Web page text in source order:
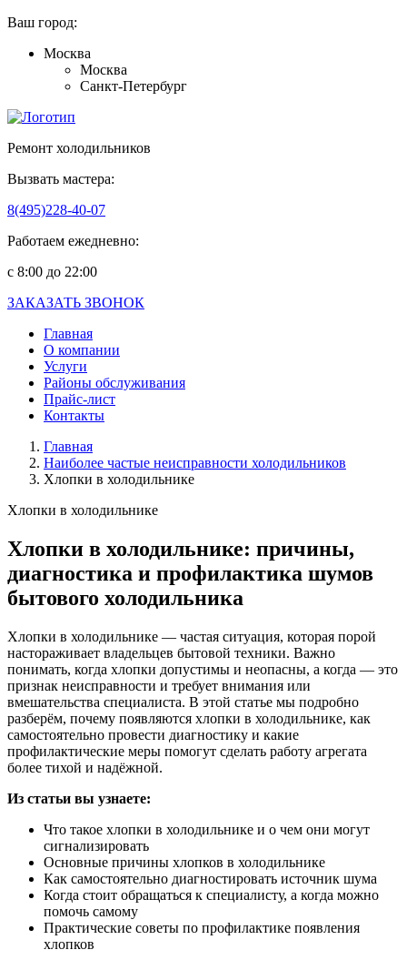
Ваш город:
Москва
Москва
Санкт-Петербург
Ремонт холодильников
Вызвать мастера:
8(495)228-40-07
Работаем ежедневно:
с 8:00 до 22:00
ЗАКАЗАТЬ ЗВОНОК
Главная
О компании
Услуги
Районы обслуживания
Прайс-лист
Контакты
Главная
Наиболее частые неисправности холодильников
Хлопки в холодильнике
Хлопки в холодильнике
Хлопки в холодильнике: причины,
диагностика и профилактика шумов
бытового холодильника
Хлопки в холодильнике — частая ситуация, которая порой
настораживает владельцев бытовой техники. Важно
понимать, когда хлопки допустимы и неопасны, а когда — это
признак неисправности и требует внимания или
вмешательства специалиста. В этой статье мы подробно
разберём, почему появляются хлопки в холодильнике, как
самостоятельно провести диагностику и какие
профилактические меры помогут сделать работу агрегата
более тихой и надёжной.
Из статьи вы узнаете:
Что такое хлопки в холодильнике и о чем они могут
сигнализировать
Основные причины хлопков в холодильнике
Как самостоятельно диагностировать источник шума
Когда стоит обращаться к специалисту, а когда можно
помочь самому
Практические советы по профилактике появления
хлопков